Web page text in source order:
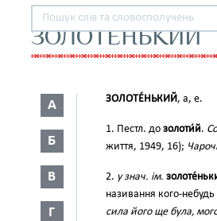
ЗОЛОТЕНЬКИЙ
А
Б
В
Г
ЗОЛОТЕ́НЬКИЙ, а, е.
1. Пестл. до золоти́й.
життя, 1949, 16);
2. у знач. ім.
називання кого-небудь
сила його ще була,